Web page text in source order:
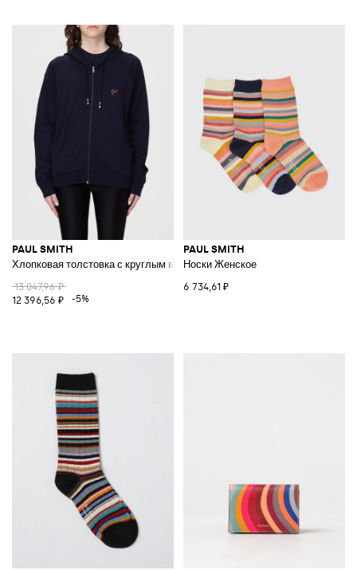
PAUL SMITH
Хлопковая толстовка с круглым вырезом
13 047,96 ₽
12 396,56 ₽
-5%
PAUL SMITH
Носки Женское
6 734,61 ₽